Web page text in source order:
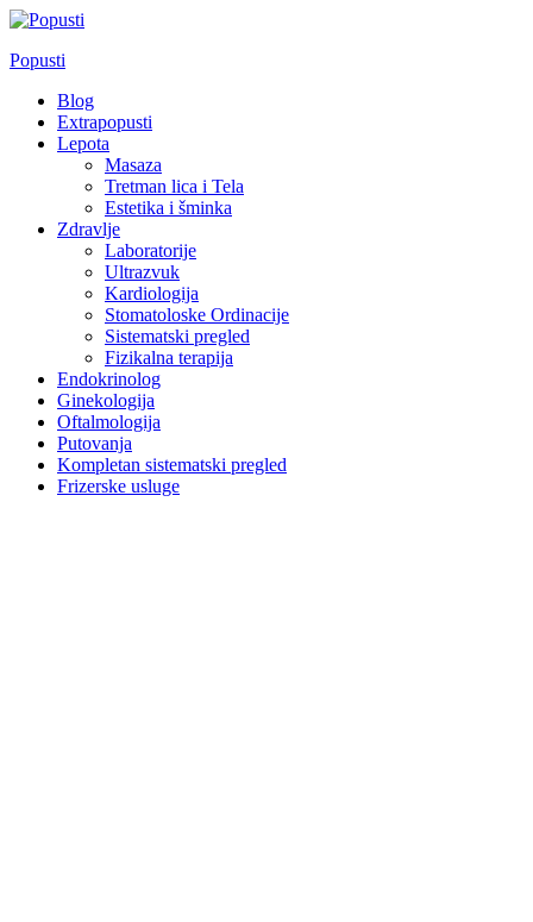
Skip
content
Popusti
Blog
Extrapopusti
Lepota
Masaza
Tretman lica i Tela
Estetika i šminka
Zdravlje
Laboratorije
Ultrazvuk
Kardiologija
Stomatoloske Ordinacije
Sistematski pregled
Fizikalna terapija
Endokrinolog
Ginekologija
Oftalmologija
Putovanja
Kompletan sistematski pregled
Frizerske usluge